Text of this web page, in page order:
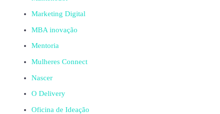
Marketing Digital
MBA inovação
Mentoria
Mulheres Connect
Nascer
O Delivery
Oficina de Ideação